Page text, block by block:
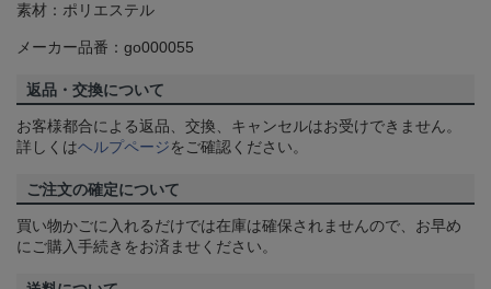
素材：ポリエステル
メーカー品番：go000055
返品・交換について
お客様都合による返品、交換、キャンセルはお受けできません。
詳しくはヘルプページをご確認ください。
ご注文の確定について
買い物かごに入れるだけでは在庫は確保されませんので、お早め
にご購入手続きをお済ませください。